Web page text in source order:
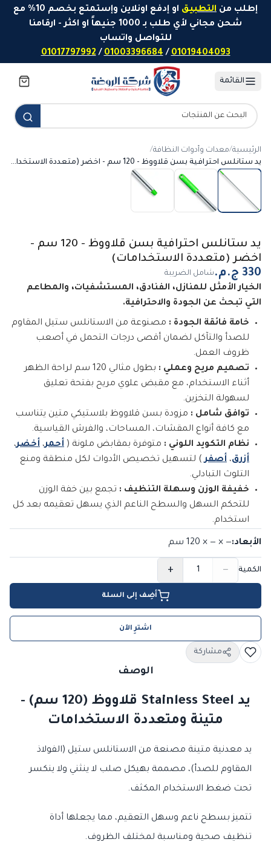
تخطَّ إلى المحتوى
إطلب من التطبيق
او إدفع اونلاين وإستمتع بخصم 10% مع
شحن مجاني لأي طلب بـ 1000 جنيهاً او اكثر - ارقامنا
للتواصل واتساب
01019404093
/
01003396684
/
01017797992
القائمة
الرئيسية/معدات وأدوات النظافة/
يد ستانلس احترافية بسن قلاووظ - 120 سم - اخضر (متعددة الاستخدامات)
يد ستانلس احترافية بسن قلاووظ - 120 سم -
اخضر (متعددة الاستخدامات)
شامل الضريبة
الخيار الأمثل للمنازل، الفنادق، المستشفيات، والمطاعم
التي تبحث عن الجودة والاحترافية.
خامة فائقة الجودة : مصنوعة من الاستانلس ستيل المقاوم
للصدأ والتآكل لضمان أقصى درجات التحمل في أصعب
ظروف العمل.
تصميم مريح وعملي :
بطول مثالي 120 سم لراحة الظهر
أثناء الاستخدام، مع مقبض علوي مريح بفتحة تعليق
لسهولة التخزين.
توافق شامل : مزودة بسن قلاووظ بلاستيكي متين يتناسب
مع كافة أنواع المقشات، المساحات، والفرش القياسية.
نظام التكويد اللوني : متوفرة بمقابض ملونة ( أحمر، أخضر،
أزرق، أصفر ) لتسهيل تخصيص الأدوات لكل منطقة ومنع
التلوث التبادلي.
خفيفة الوزن وسهلة التنظيف : تجمع بين خفة الوزن
للتحكم السهل والسطح الناعم الذي يسهل تعقيمه بعد كل
استخدام.
الأبعاد:
— × — × 120 سم
الكمية −
+
أضِف إلى السلة
اشترِ الآن
مشاركة
الوصف
يد Stainless Steel قلاووظ (120 سم) -
متينة ومتعددة الاستخدامات
يد معدنية متينة مصنعة من الاستانلس ستيل (الفولاذ
المقاوم للصدأ)، مصممة بهيكل صلب لا ينثني ولا ينكسر
تحت ضغط الاستخدام المكثف.
تتميز بسطح ناعم وسهل التعقيم، مما يجعلها أداة
تنظيف صحية ومناسبة لمختلف الظروف.